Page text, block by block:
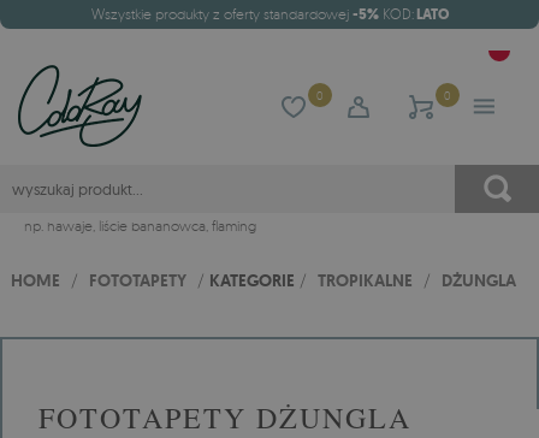
Wszystkie produkty z oferty standardowej -5%KOD:LATO
0 0
np. hawaje, liście bananowca, flaming
HOME / FOTOTAPETY / KATEGORIE / TROPIKALNE / DŻUNGLA
FOTOTAPETY DŻUNGLA